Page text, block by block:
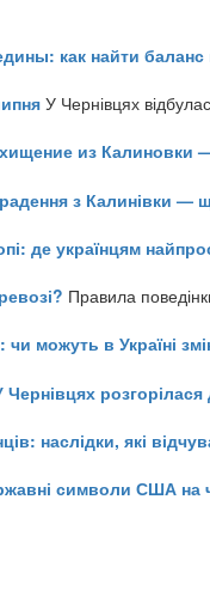
как найти
У Чернівцях
из Калиновки
з Калинівки —
де українцям
Правила
чи можуть в Україні
наслідки, які
символи США на